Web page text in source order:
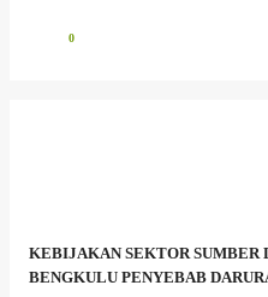
0
KEBIJAKAN SEKTOR SUMBER
BENGKULU PENYEBAB